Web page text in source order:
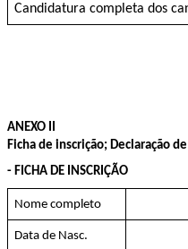
Candidatura completa dos
ANEXO II
Ficha de inscrição; Declaração
- FICHA DE INSCRIÇÃO
Nome completo
Data de Nasc.